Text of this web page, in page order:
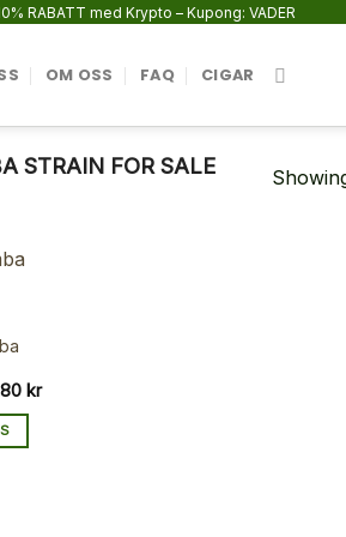
RABATT med Krypto – Kupong: VADER
OM OSS FAQ CIGAR
STRAIN FOR SALE
krPrice